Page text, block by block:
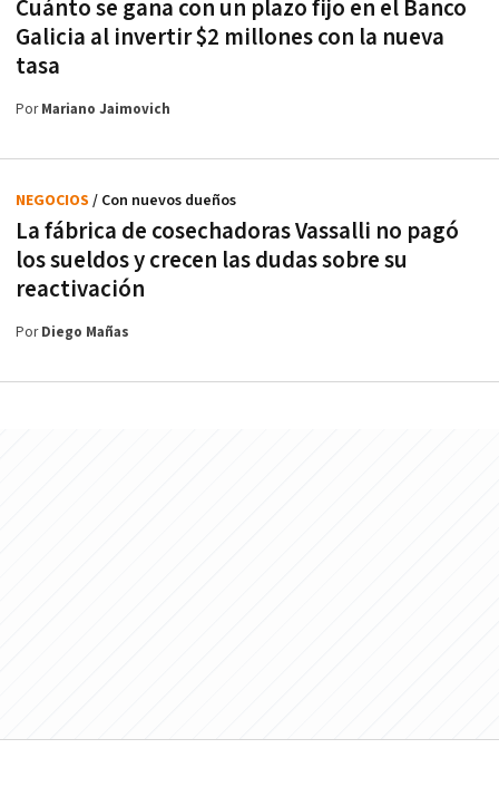
Cuánto se gana con un plazo fijo en el Banco
Galicia al invertir $2 millones con la nueva
tasa
PorMariano Jaimovich
La fábrica de cosechadoras Vassalli no pagó
los sueldos y crecen las dudas sobre su
reactivación
NEGOCIOS / Con nuevos dueños
PorDiego Mañas